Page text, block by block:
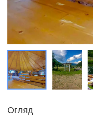
Огляд